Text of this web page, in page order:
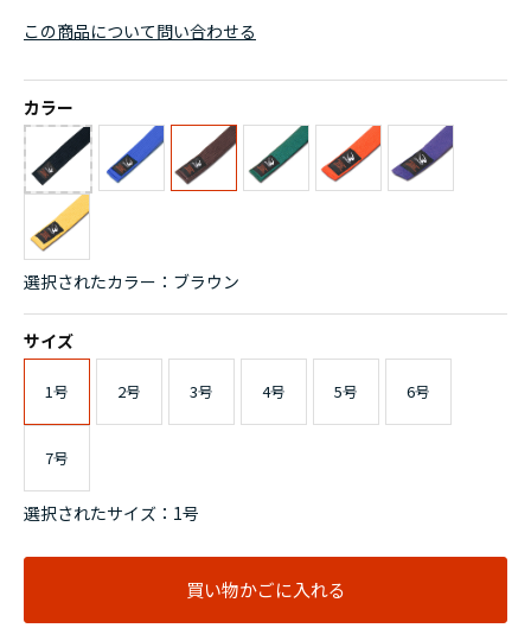
カラー
選択されたカラー：ブラウン
サイズ
1号 2号 3号 4号 5号 6号
7号
選択されたサイズ：1号
買い物かごに入れる
この商品について問い合わせる